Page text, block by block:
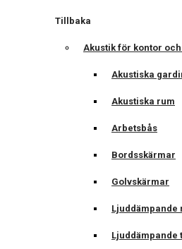
Tillbaka
Akustik för kontor
Akustiska
Akustiska rum
Arbetsbås
Bordsskärmar
Golvskärmar
Ljuddämpande
Ljuddämpande